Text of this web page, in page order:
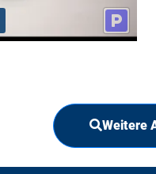
Weitere